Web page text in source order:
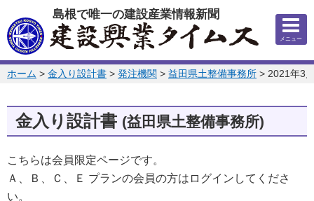
このページの本文へ
島根で唯一の建設産業情報新聞
メニュー
このページの位置:
ホーム > 金入り設計書 > 発注機関 > 益田県土整備事務所 > 2021年3
金入り設計書 (益田県土整備事務所)
こちらは会員限定ページです。
Ａ、Ｂ、Ｃ、Ｅ プランの会員の方はログインしてくださ
い。